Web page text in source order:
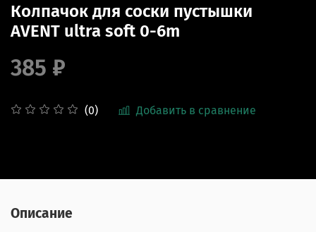
Колпачок для соски пустышки
AVENT ultra soft 0-6m
(0) Добавить в сравнение
385 ₽
Описание